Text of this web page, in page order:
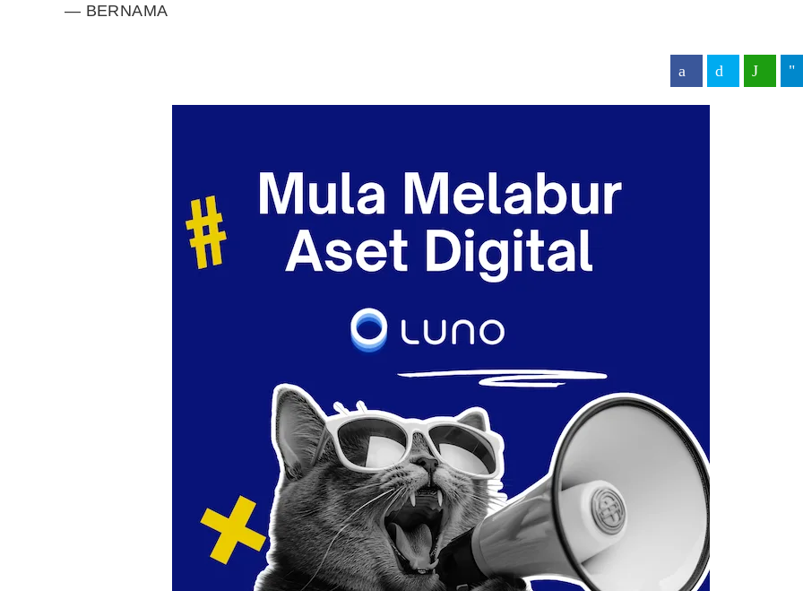
— BERNAMA
Ini 15 Panduan Beginner
Perlu Tahu Tentang Pelaburan
Cara Buka Akaun Saham
(CDS) Maybank